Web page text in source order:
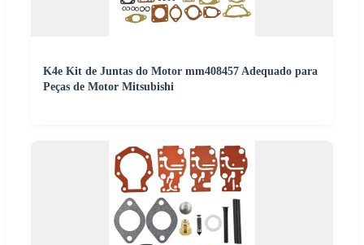
K4e Kit de Juntas do Motor mm408457 Adequado para
Peças de Motor Mitsubishi